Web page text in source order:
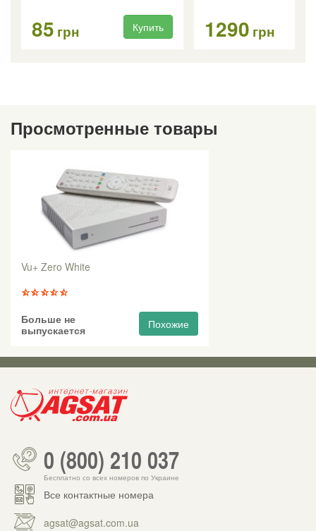
85 грн Купить 1290 грн
Просмотренные товары
Vu+ Zero White
Больше не
выпускается
Похожие
0 (800) 210 037
Бесплатно со всех номеров по Украине
Все контактные номера
agsat@agsat.com.ua